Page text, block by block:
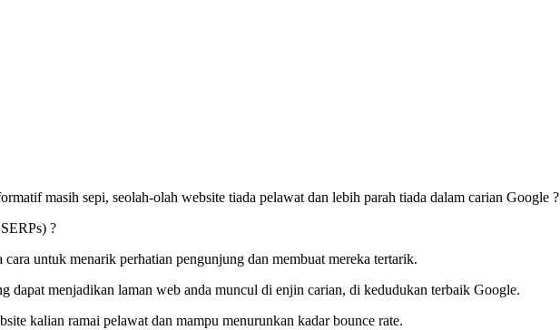
masih sepi, seolah-olah website tiada pelawat dan lebih parah tiada dalam carian Google ?
?
untuk menarik perhatian pengunjung dan membuat mereka tertarik.
dapat menjadikan laman web anda muncul di enjin carian, di kedudukan terbaik Google.
kalian ramai pelawat dan mampu menurunkan kadar bounce rate.